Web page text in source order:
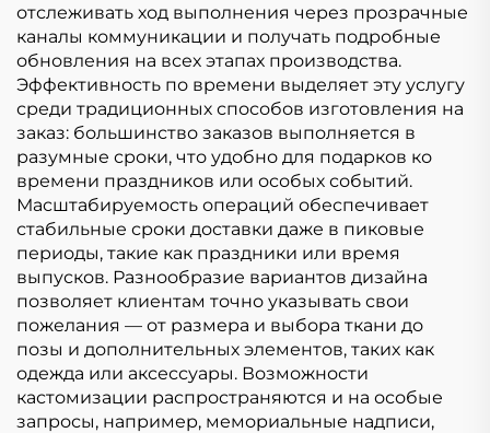
отслеживать ход выполнения через прозрачные
каналы коммуникации и получать подробные
обновления на всех этапах производства.
Эффективность по времени выделяет эту услугу
среди традиционных способов изготовления на
заказ: большинство заказов выполняется в
разумные сроки, что удобно для подарков ко
времени праздников или особых событий.
Масштабируемость операций обеспечивает
стабильные сроки доставки даже в пиковые
периоды, такие как праздники или время
выпусков. Разнообразие вариантов дизайна
позволяет клиентам точно указывать свои
пожелания — от размера и выбора ткани до
позы и дополнительных элементов, таких как
одежда или аксессуары. Возможности
кастомизации распространяются и на особые
запросы, например, мемориальные надписи,